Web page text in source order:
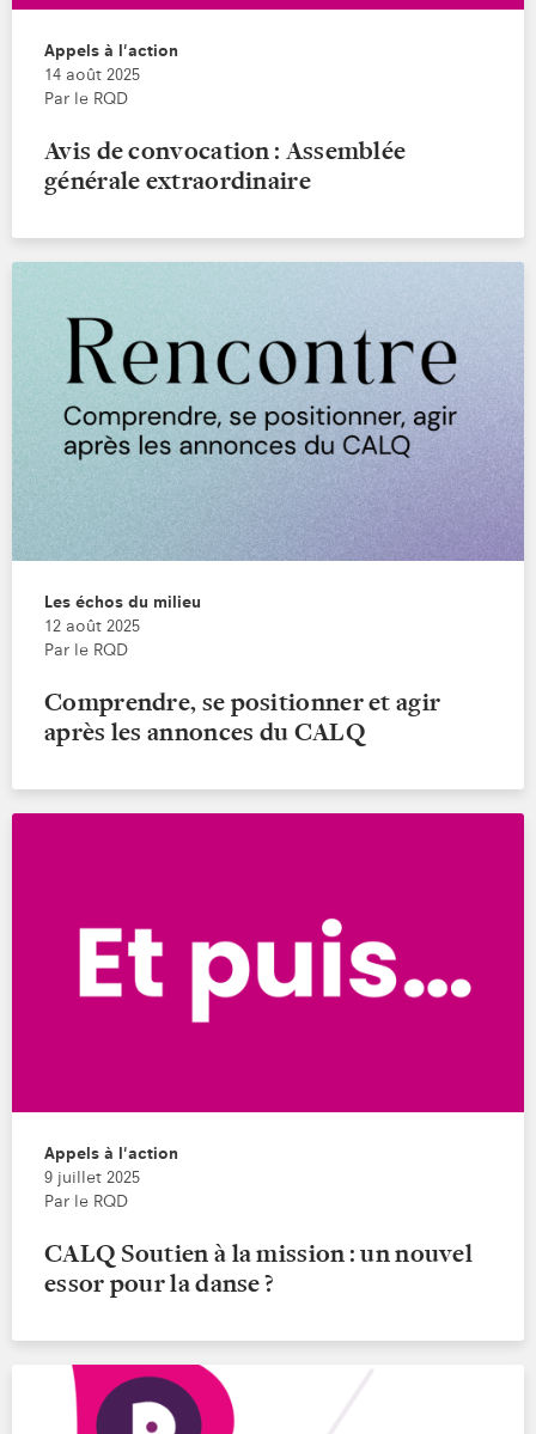
Appels à l'action
14 août 2025
Par le RQD
Avis de convocation : Assemblée
générale extraordinaire
Les échos du milieu
12 août 2025
Par le RQD
Comprendre, se positionner et agir
après les annonces du CALQ
Appels à l'action
9 juillet 2025
Par le RQD
CALQ Soutien à la mission : un nouvel
essor pour la danse ?